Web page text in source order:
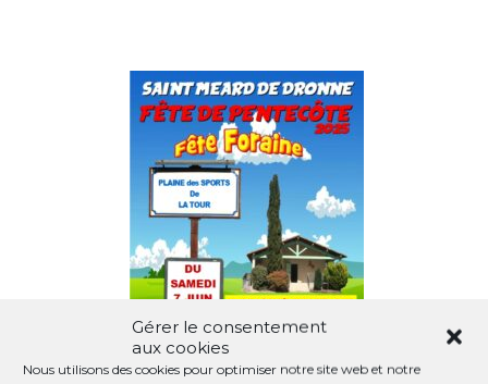
Gérer le consentement
aux cookies
Nous utilisons des cookies pour optimiser notre site web et notre